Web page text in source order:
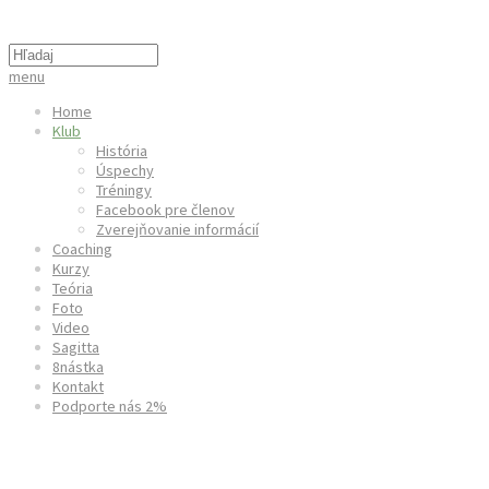
menu
Home
Klub
História
Úspechy
Tréningy
Facebook pre členov
Zverejňovanie informácií
Coaching
Kurzy
Teória
Foto
Video
Sagitta
8nástka
Kontakt
Podporte nás 2%